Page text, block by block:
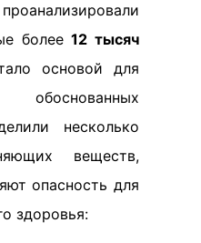
более12 тысяч
основой для
несколько
веществ,
опасность для
здоровья: